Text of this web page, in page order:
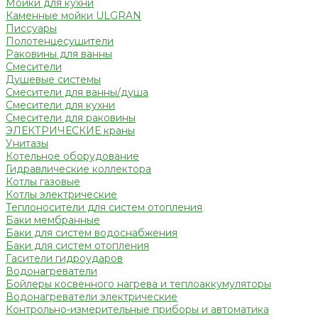
Мойки для кухни
Каменные мойки ULGRAN
Писсуары
Полотенцесушители
Раковины для ванны
Смесители
Душевые системы
Смесители для ванны/душа
Смесители для кухни
Смесители для раковины
ЭЛЕКТРИЧЕСКИЕ краны
Унитазы
Котельное оборудование
Гидравлические коллектора
Котлы газовые
Котлы электрические
Теплоносители для систем отопления
Баки мембранные
Баки для систем водоснабжения
Баки для систем отопления
Гасители гидроударов
Водонагреватели
Бойлеры косвенного нагрева и теплоаккумуляторы
Водонагреватели электрические
Контрольно-измерительные приборы и автоматика